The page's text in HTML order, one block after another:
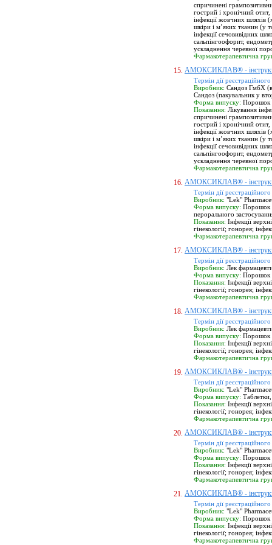
спричинені
гострий і хронічний отит,
інфекції жовчних шляхів
шкіри і м’яких тканин (у
інфекції сечовивідних
сальпінгоофорит,
ускладнення черевної
Фармакотерапевтична
15. АМОКСИКЛАВ® -
Термін дії
Виробник: Сандоз ГмбХ
Сандоз (пакувальник у
Форма випуску: Порошок
Показання: Лікування
спричинені
гострий і хронічний отит,
інфекції жовчних шляхів
шкіри і м’яких тканин (у
інфекції сечовивідних
сальпінгоофорит,
ускладнення черевної
Фармакотерапевтична
16. АМОКСИКЛАВ® -
Термін дії
Виробник: "Lek"
Форма випуску: Порошок
перорального
Показання: Інфекції
гінекології; гонорея;
Фармакотерапевтична
17. АМОКСИКЛАВ® -
Термін дії
Виробник: Лек
Форма випуску: Порошок
Показання: Інфекції
гінекології; гонорея;
Фармакотерапевтична
18. АМОКСИКЛАВ® -
Термін дії
Виробник: Лек
Форма випуску: Порошок
Показання: Інфекції
гінекології; гонорея;
Фармакотерапевтична
19. АМОКСИКЛАВ® -
Термін дії
Виробник: "Lek"
Форма випуску:
Показання: Інфекції
гінекології; гонорея;
Фармакотерапевтична
20. АМОКСИКЛАВ® -
Термін дії
Виробник: "Lek"
Форма випуску: Порошок
Показання: Інфекції
гінекології; гонорея;
Фармакотерапевтична
21. АМОКСИКЛАВ® -
Термін дії
Виробник: "Lek"
Форма випуску: Порошок
Показання: Інфекції
гінекології; гонорея;
Фармакотерапевтична